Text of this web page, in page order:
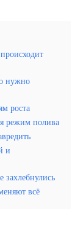
нужно
роста
режим полива
и
всё